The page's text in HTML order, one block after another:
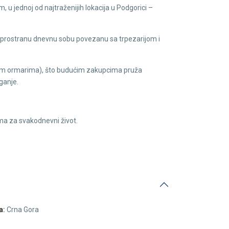
u jednoj od najtraženijih lokacija u Podgorici –
dnevnu sobu povezanu sa trpezarijom i
ormarima), što budućim zakupcima pruža
za svakodnevni život.
Crna Gora